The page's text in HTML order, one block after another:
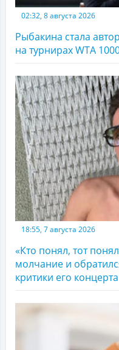
02:32, 8 августа 2026
Рыбакина стала
на турнирах WTA
18:55, 7 августа 2026
«Кто понял, тот
молчание и
критики его концерта